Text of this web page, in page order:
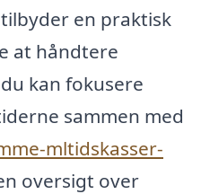
en praktisk
at håndtere
kan fokusere
sammen med
mltidskasser-
oversigt over